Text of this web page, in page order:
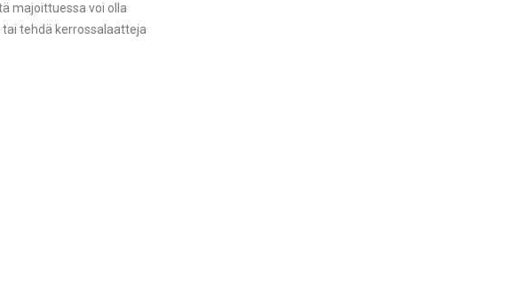
majoittuessa voi olla
tehdä kerrossalaatteja